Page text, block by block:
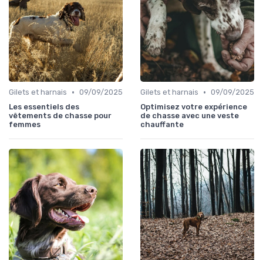
Gilets et harnais • 09/09/2025
Les essentiels des
vêtements de chasse pour
femmes
Gilets et harnais • 09/09/2025
Optimisez votre expérience
de chasse avec une veste
chauffante